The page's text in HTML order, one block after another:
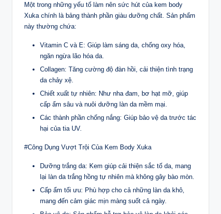
Một trong những yếu tố làm nên sức hút của kem body
Xuka chính là bảng thành phần giàu dưỡng chất. Sản phẩm
này thường chứa:
Vitamin C và E: Giúp làm sáng da, chống oxy hóa,
ngăn ngừa lão hóa da.
Collagen: Tăng cường độ đàn hồi, cải thiện tình trạng
da chảy xệ.
Chiết xuất tự nhiên: Như nha đam, bơ hạt mỡ, giúp
cấp ẩm sâu và nuôi dưỡng làn da mềm mại.
Các thành phần chống nắng: Giúp bảo vệ da trước tác
hại của tia UV.
#Công Dụng Vượt Trội Của Kem Body Xuka
Dưỡng trắng da: Kem giúp cải thiện sắc tố da, mang
lại làn da trắng hồng tự nhiên mà không gây bào mòn.
Cấp ẩm tối ưu: Phù hợp cho cả những làn da khô,
mang đến cảm giác mịn màng suốt cả ngày.